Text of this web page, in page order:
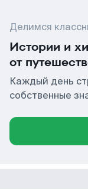
Делимся
Истории и
от
Каждый день
собственные